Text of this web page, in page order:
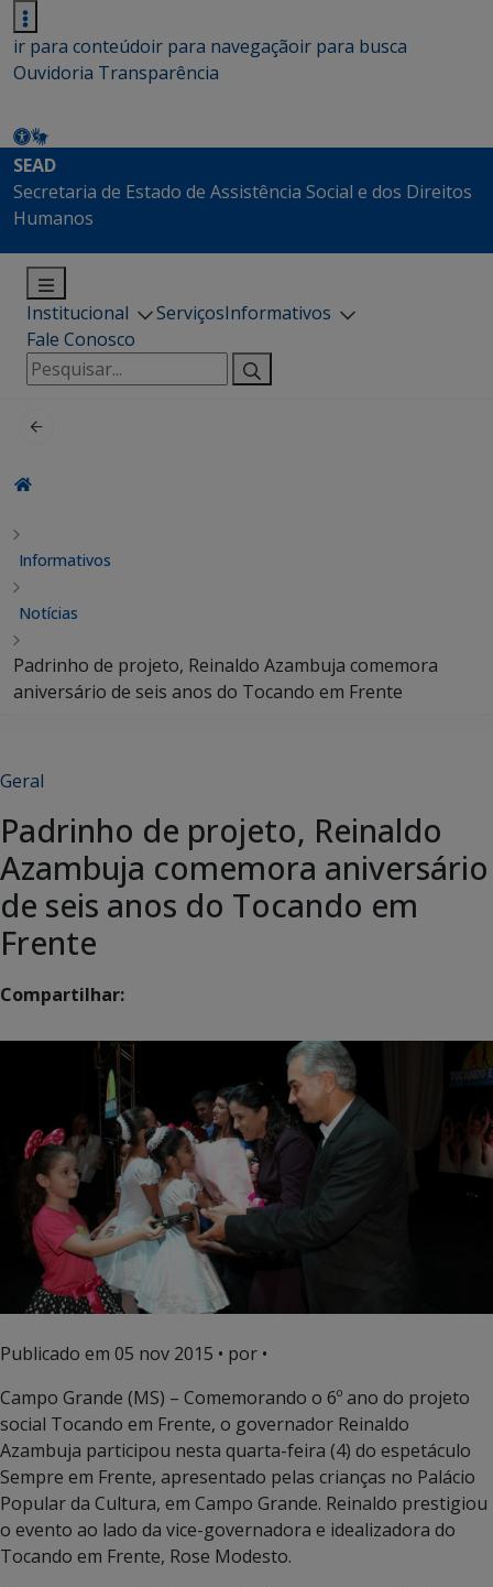
ir para conteúdoir para navegaçãoir para busca
Ouvidoria Transparência
SEAD
Secretaria de Estado de Assistência Social e dos Direitos
Humanos
Institucional ServiçosInformativos
Fale Conosco
Pesquisar
por:
Informativos
Notícias
Padrinho de projeto, Reinaldo Azambuja comemora
aniversário de seis anos do Tocando em Frente
Geral
Padrinho de projeto, Reinaldo
Azambuja comemora aniversário
de seis anos do Tocando em
Frente
Compartilhar:
Publicado em 05 nov 2015 • por •
Campo Grande (MS) – Comemorando o 6º ano do projeto
social Tocando em Frente, o governador Reinaldo
Azambuja participou nesta quarta-feira (4) do espetáculo
Sempre em Frente, apresentado pelas crianças no Palácio
Popular da Cultura, em Campo Grande. Reinaldo prestigiou
o evento ao lado da vice-governadora e idealizadora do
Tocando em Frente, Rose Modesto.